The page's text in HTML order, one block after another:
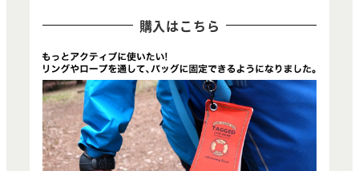
購入はこちら